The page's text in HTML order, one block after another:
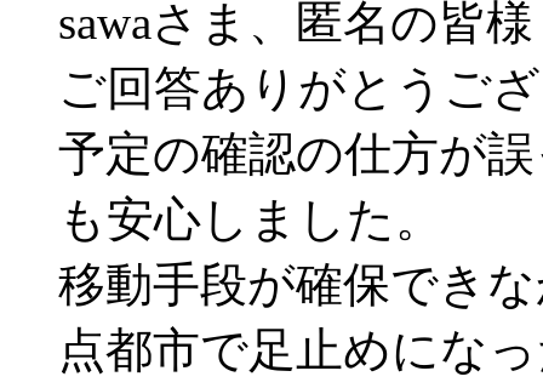
sawaさま、匿名の皆様
ご回答ありがとうご
予定の確認の仕方が
も安心しました。
移動手段が確保でき
点都市で足止めにな